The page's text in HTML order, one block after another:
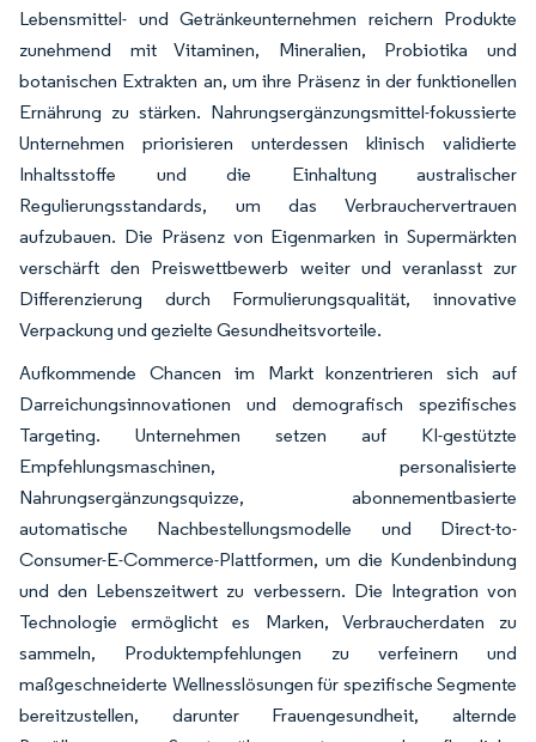
Lebensmittel- und Getränkeunternehmen reichern Produkte
zunehmend mit Vitaminen, Mineralien, Probiotika und
botanischen Extrakten an, um ihre Präsenz in der funktionellen
Ernährung zu stärken. Nahrungsergänzungsmittel-fokussierte
Unternehmen priorisieren unterdessen klinisch validierte
Inhaltsstoffe und die Einhaltung australischer
Regulierungsstandards, um das Verbrauchervertrauen
aufzubauen. Die Präsenz von Eigenmarken in Supermärkten
verschärft den Preiswettbewerb weiter und veranlasst zur
Differenzierung durch Formulierungsqualität, innovative
Verpackung und gezielte Gesundheitsvorteile.
Aufkommende Chancen im Markt konzentrieren sich auf
Darreichungsinnovationen und demografisch spezifisches
Targeting. Unternehmen setzen auf KI-gestützte
Empfehlungsmaschinen, personalisierte
Nahrungsergänzungsquizze, abonnementbasierte
automatische Nachbestellungsmodelle und Direct-to-
Consumer-E-Commerce-Plattformen, um die Kundenbindung
und den Lebenszeitwert zu verbessern. Die Integration von
Technologie ermöglicht es Marken, Verbraucherdaten zu
sammeln, Produktempfehlungen zu verfeinern und
maßgeschneiderte Wellnesslösungen für spezifische Segmente
bereitzustellen, darunter Frauengesundheit, alternde